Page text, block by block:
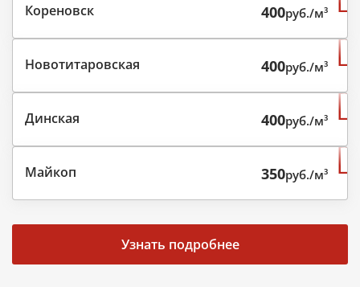
Кореновск 400руб./м³
Новотитаровская 400руб./м³
Динская 400руб./м³
Майкоп 350руб./м³
Узнать подробнее